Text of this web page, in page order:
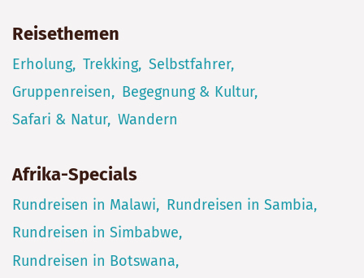
Reisethemen
Erholung Trekking Selbstfahrer
Gruppenreisen
Begegnung & Kultur
Safari & Natur Wandern
Afrika-Specials
Rundreisen in Malawi
Rundreisen in Sambia
Rundreisen in Simbabwe
Rundreisen in Botswana